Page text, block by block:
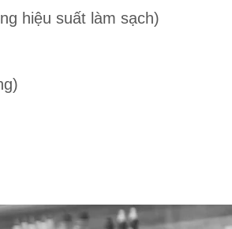
hiệu suất làm sạch)